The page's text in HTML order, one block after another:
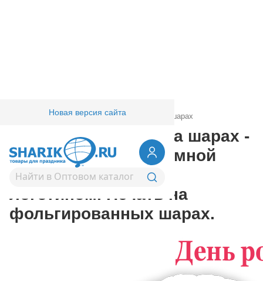
Новая версия сайта
Товары для праздника/ Печать на шарах
Рекламная печать на шарах -
изготовление рекламной
продукции, шары с
логотипом. Печать на
фольгированных шарах.